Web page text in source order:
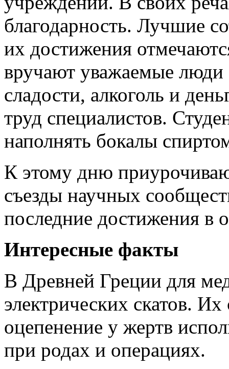
благодарность. Лучшие
их достижения
вручают уважаемые
сладости, алкоголь и
труд специалистов.
наполнять бокалы
К этому дню
съезды научных
последние достижения в
Интересные факты
В Древней Греции для
электрических скатов.
оцепенение у жертв
при родах и операциях.